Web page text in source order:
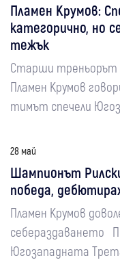
Пламен Крумов:
категорично, но
тежък
Старши треньорът
Пламен Крумов
тимът спечели
28 май
Шампионът
победа,
Пламен Крумов
себераздаването
Югозападната